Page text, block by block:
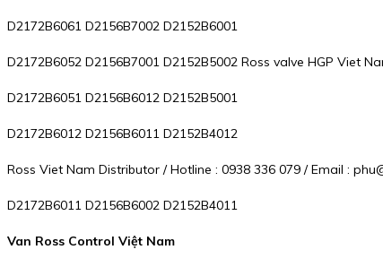
D2172B6061 D2156B7002 D2152B6001
D2172B6052 D2156B7001 D2152B5002 Ross valve HGP Viet
D2172B6051 D2156B6012 D2152B5001
D2172B6012 D2156B6011 D2152B4012
Ross Viet Nam Distributor / Hotline : 0938 336 079 / Email :
D2172B6011 D2156B6002 D2152B4011
Van Ross Control Việt Nam